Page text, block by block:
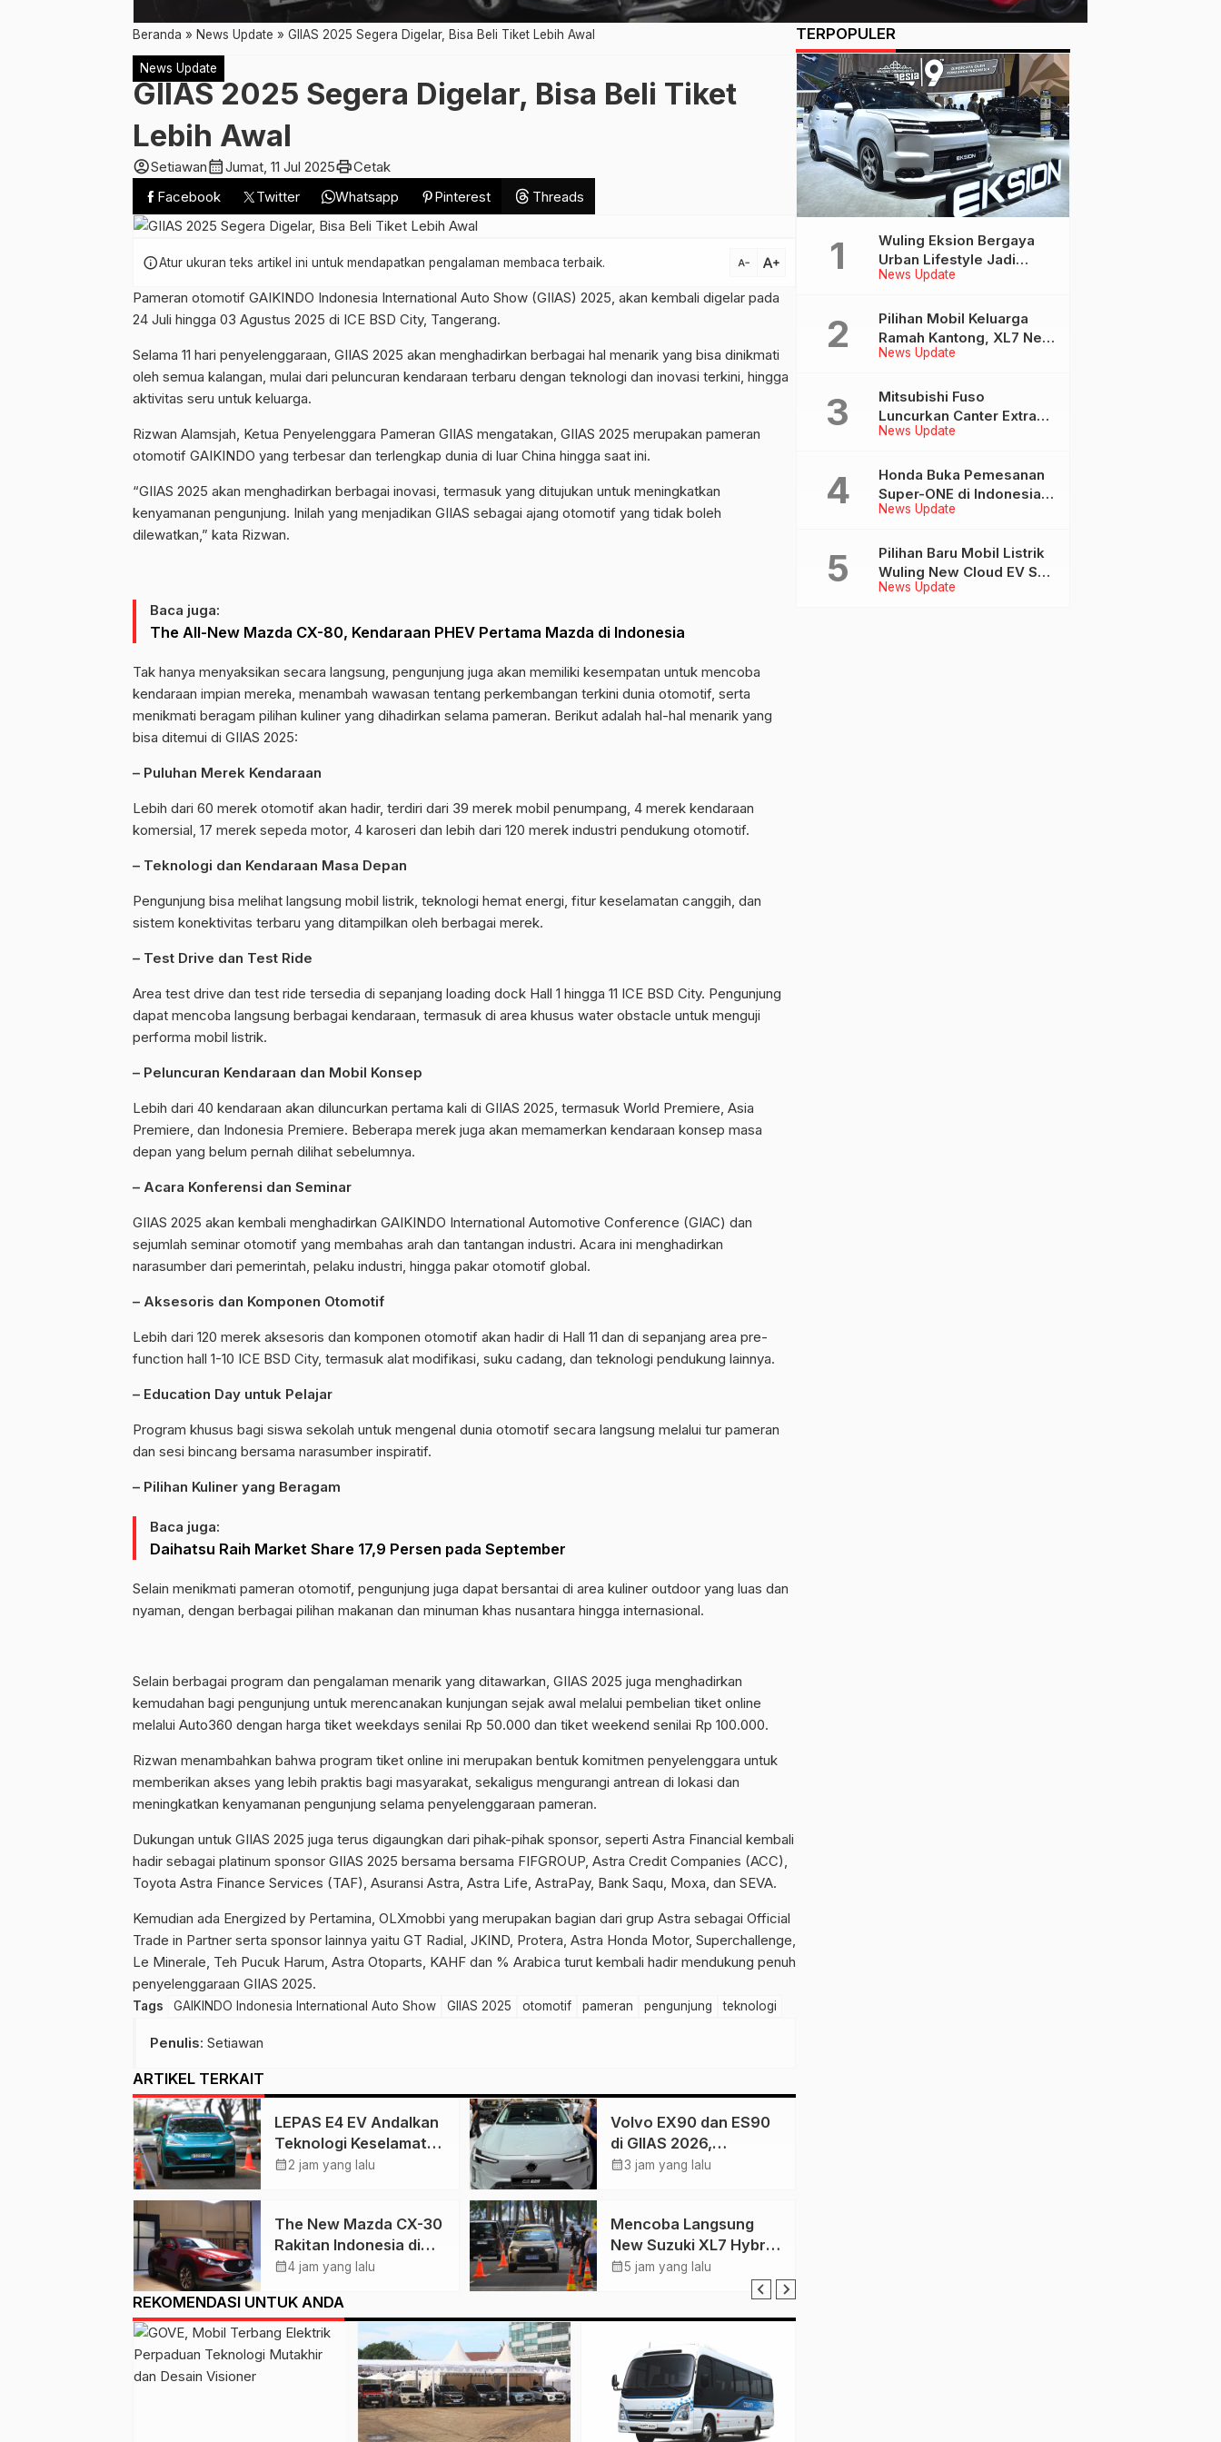
Beranda » News Update » GIIAS 2025 Segera Digelar, Bisa Beli Tiket Lebih Awal
News Update
GIIAS 2025 Segera Digelar, Bisa Beli Tiket
Lebih Awal
account_circleSetiawancalendar_monthJumat, 11 Jul 2025printCetak
Facebook
Twitter Whatsapp Pinterest Threads
infoAtur ukuran teks artikel ini untuk mendapatkan pengalaman membaca terbaik. text_decrease text_increase
Pameran otomotif GAIKINDO Indonesia International Auto Show (GIIAS) 2025, akan kembali digelar pada
24 Juli hingga 03 Agustus 2025 di ICE BSD City, Tangerang.
Selama 11 hari penyelenggaraan, GIIAS 2025 akan menghadirkan berbagai hal menarik yang bisa dinikmati
oleh semua kalangan, mulai dari peluncuran kendaraan terbaru dengan teknologi dan inovasi terkini, hingga
aktivitas seru untuk keluarga.
Rizwan Alamsjah, Ketua Penyelenggara Pameran GIIAS mengatakan, GIIAS 2025 merupakan pameran
otomotif GAIKINDO yang terbesar dan terlengkap dunia di luar China hingga saat ini.
“GIIAS 2025 akan menghadirkan berbagai inovasi, termasuk yang ditujukan untuk meningkatkan
kenyamanan pengunjung. Inilah yang menjadikan GIIAS sebagai ajang otomotif yang tidak boleh
dilewatkan,” kata Rizwan.
Baca juga:
The All-New Mazda CX-80, Kendaraan PHEV Pertama Mazda di Indonesia
Tak hanya menyaksikan secara langsung, pengunjung juga akan memiliki kesempatan untuk mencoba
kendaraan impian mereka, menambah wawasan tentang perkembangan terkini dunia otomotif, serta
menikmati beragam pilihan kuliner yang dihadirkan selama pameran. Berikut adalah hal-hal menarik yang
bisa ditemui di GIIAS 2025:
– Puluhan Merek Kendaraan
Lebih dari 60 merek otomotif akan hadir, terdiri dari 39 merek mobil penumpang, 4 merek kendaraan
komersial, 17 merek sepeda motor, 4 karoseri dan lebih dari 120 merek industri pendukung otomotif.
– Teknologi dan Kendaraan Masa Depan
Pengunjung bisa melihat langsung mobil listrik, teknologi hemat energi, fitur keselamatan canggih, dan
sistem konektivitas terbaru yang ditampilkan oleh berbagai merek.
– Test Drive dan Test Ride
Area test drive dan test ride tersedia di sepanjang loading dock Hall 1 hingga 11 ICE BSD City. Pengunjung
dapat mencoba langsung berbagai kendaraan, termasuk di area khusus water obstacle untuk menguji
performa mobil listrik.
– Peluncuran Kendaraan dan Mobil Konsep
Lebih dari 40 kendaraan akan diluncurkan pertama kali di GIIAS 2025, termasuk World Premiere, Asia
Premiere, dan Indonesia Premiere. Beberapa merek juga akan memamerkan kendaraan konsep masa
depan yang belum pernah dilihat sebelumnya.
– Acara Konferensi dan Seminar
GIIAS 2025 akan kembali menghadirkan GAIKINDO International Automotive Conference (GIAC) dan
sejumlah seminar otomotif yang membahas arah dan tantangan industri. Acara ini menghadirkan
narasumber dari pemerintah, pelaku industri, hingga pakar otomotif global.
– Aksesoris dan Komponen Otomotif
Lebih dari 120 merek aksesoris dan komponen otomotif akan hadir di Hall 11 dan di sepanjang area pre-
function hall 1-10 ICE BSD City, termasuk alat modifikasi, suku cadang, dan teknologi pendukung lainnya.
– Education Day untuk Pelajar
Program khusus bagi siswa sekolah untuk mengenal dunia otomotif secara langsung melalui tur pameran
dan sesi bincang bersama narasumber inspiratif.
– Pilihan Kuliner yang Beragam
Baca juga:
Daihatsu Raih Market Share 17,9 Persen pada September
Selain menikmati pameran otomotif, pengunjung juga dapat bersantai di area kuliner outdoor yang luas dan
nyaman, dengan berbagai pilihan makanan dan minuman khas nusantara hingga internasional.
Selain berbagai program dan pengalaman menarik yang ditawarkan, GIIAS 2025 juga menghadirkan
kemudahan bagi pengunjung untuk merencanakan kunjungan sejak awal melalui pembelian tiket online
melalui Auto360 dengan harga tiket weekdays senilai Rp 50.000 dan tiket weekend senilai Rp 100.000.
Rizwan menambahkan bahwa program tiket online ini merupakan bentuk komitmen penyelenggara untuk
memberikan akses yang lebih praktis bagi masyarakat, sekaligus mengurangi antrean di lokasi dan
meningkatkan kenyamanan pengunjung selama penyelenggaraan pameran.
Dukungan untuk GIIAS 2025 juga terus digaungkan dari pihak-pihak sponsor, seperti Astra Financial kembali
hadir sebagai platinum sponsor GIIAS 2025 bersama bersama FIFGROUP, Astra Credit Companies (ACC),
Toyota Astra Finance Services (TAF), Asuransi Astra, Astra Life, AstraPay, Bank Saqu, Moxa, dan SEVA.
Kemudian ada Energized by Pertamina, OLXmobbi yang merupakan bagian dari grup Astra sebagai Official
Trade in Partner serta sponsor lainnya yaitu GT Radial, JKIND, Protera, Astra Honda Motor, Superchallenge,
Le Minerale, Teh Pucuk Harum, Astra Otoparts, KAHF dan % Arabica turut kembali hadir mendukung penuh
penyelenggaraan GIIAS 2025.
Tags GAIKINDO Indonesia International Auto Show GIIAS 2025 otomotif pameran pengunjung teknologi
Penulis: Setiawan
ARTIKEL TERKAIT
LEPAS E4 EV Andalkan
Teknologi Keselamatan
Lengkap untuk
Berkendara
calendar_month2 jam yang lalu
Volvo EX90 dan ES90
di GIIAS 2026,
Kemewahan
Keselamatan
calendar_month3 jam yang lalu
The New Mazda CX-30
Rakitan Indonesia di
GIIAS 2026, Harga
calendar_month4 jam yang lalu
Mencoba Langsung
New Suzuki XL7 Hybrid
di GIIAS 2026, Layak
calendar_month5 jam yang lalu
REKOMENDASI UNTUK ANDA
TERPOPULER
News Update
Wuling Eksion Bergaya
Urban Lifestyle Jadi
Sorotan di GIIAS 2026
News Update
Pilihan Mobil Keluarga
Ramah Kantong, XL7 New
Alpha Hybrid Bisa Jadi
News Update
Mitsubishi Fuso
Luncurkan Canter Extra
Long Bus di GIIAS 2026,
Pariwisata Indonesia
News Update
Honda Buka Pemesanan
Super-ONE di Indonesia,
Harga Mulai Rp 438 Juta
News Update
Pilihan Baru Mobil Listrik
Wuling New Cloud EV SE
Resmi Melantai di GIIAS